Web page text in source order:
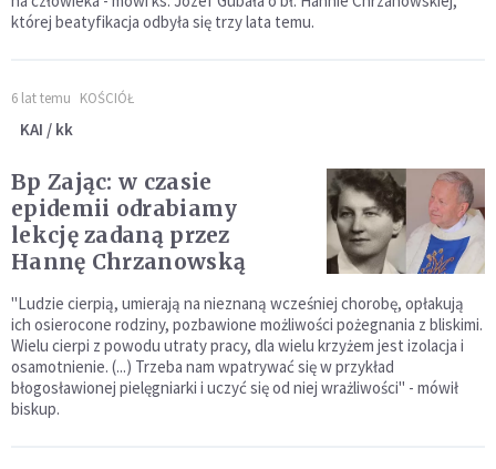
której beatyfikacja odbyła się trzy lata temu.
6 lat temu KOŚCIÓŁ
KAI / kk
Bp Zając: w czasie
epidemii odrabiamy
lekcję zadaną przez
Hannę Chrzanowską
"Ludzie cierpią, umierają na nieznaną wcześniej chorobę, opłakują
ich osierocone rodziny, pozbawione możliwości pożegnania z bliskimi.
Wielu cierpi z powodu utraty pracy, dla wielu krzyżem jest izolacja i
osamotnienie. (...) Trzeba nam wpatrywać się w przykład
błogosławionej pielęgniarki i uczyć się od niej wrażliwości" - mówił
biskup.